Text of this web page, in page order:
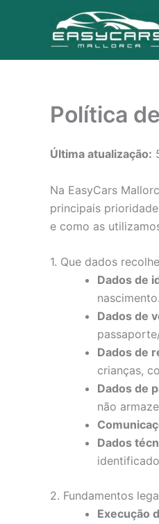
Política
Última atualização:
Na EasyCars
principais
e como as
1. Que dados
Dados de
nascimento.
Dados de
Dados de
crianças,
Dados de
não
Dados
2. Fundamentos
Execução